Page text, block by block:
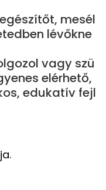
mesél
lévőkne
vagy szü
elérhető,
edukatív fejl